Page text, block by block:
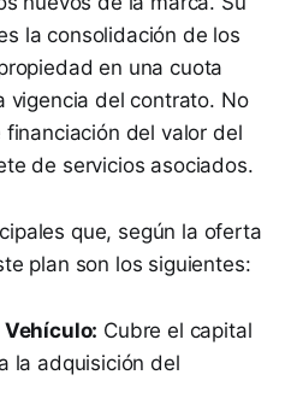
la consolidación de los
en una cuota
vigencia del contrato. No
del valor del
de servicios asociados.
que, según la oferta
plan son los siguientes:
Cubre el capital
la adquisición del